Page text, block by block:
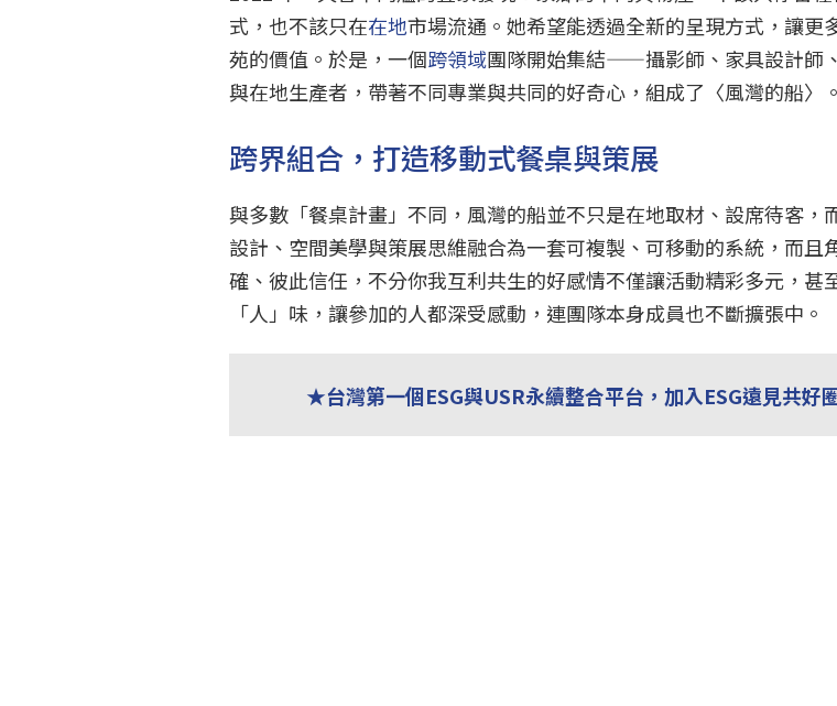
式，也不該只在在地市場流通。她希望能透過全新的呈現方式，讓更
苑的價值。於是，一個跨領域團隊開始集結——攝影師、家具設計師
與在地生產者，帶著不同專業與共同的好奇心，組成了〈風灣的船〉。
跨界組合，打造移動式餐桌與策展
與多數「餐桌計畫」不同，風灣的船並不只是在地取材、設席待客，
設計、空間美學與策展思維融合為一套可複製、可移動的系統，而且
確、彼此信任，不分你我互利共生的好感情不僅讓活動精彩多元，甚
「人」味，讓參加的人都深受感動，連團隊本身成員也不斷擴張中。
★台灣第一個ESG與USR永續整合平台，加入ESG遠見共好